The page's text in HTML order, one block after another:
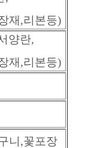
재,리본등)
양란,
재,리본등)
니,꽃포장